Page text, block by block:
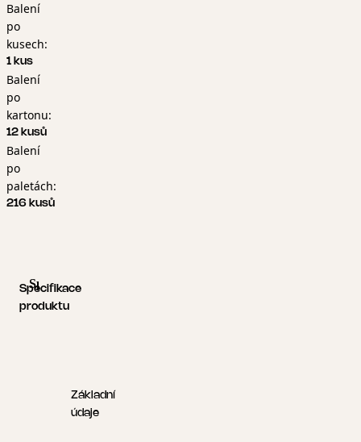
Balení
po
kusech:
1 kus
Balení
po
kartonu:
12 kusů
Balení
po
paletách:
216 kusů
Specifikace produktu
Specifikace
produktu
Základní
údaje